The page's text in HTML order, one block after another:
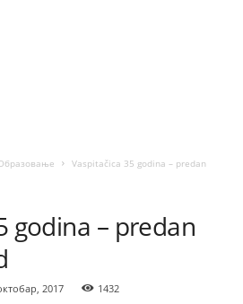
Vaspitačica 35 godina – predan
godina – predan
2017 1432